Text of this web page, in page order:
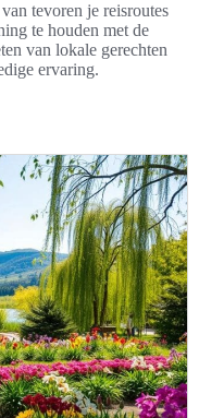
tevoren je reisroutes
te houden met de
van lokale gerechten
ervaring.